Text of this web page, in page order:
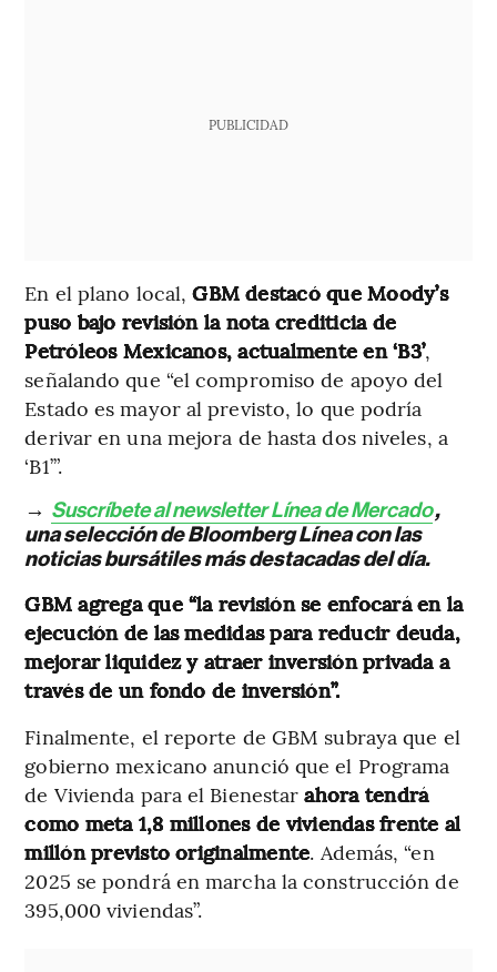
PUBLICIDAD
En el plano local,GBM destacó que Moody’s
puso bajo revisión la nota crediticia de
Petróleos Mexicanos, actualmente en ‘B3’,
señalando que “el compromiso de apoyo del
Estado es mayor al previsto, lo que podría
derivar en una mejora de hasta dos niveles, a
‘B1’”.
→ Suscríbete al newsletter Línea de Mercado,
una selección de Bloomberg Línea con las
noticias bursátiles más destacadas del día.
GBM agrega que “la revisión se enfocará en la
ejecución de las medidas para reducir deuda,
mejorar liquidez y atraer inversión privada a
través de un fondo de inversión”.
Finalmente, el reporte de GBM subraya que el
gobierno mexicano anunció que el Programa
de Vivienda para el Bienestarahora tendrá
como meta 1,8 millones de viviendas frente al
millón previsto originalmente. Además, “en
2025 se pondrá en marcha la construcción de
395,000 viviendas”.